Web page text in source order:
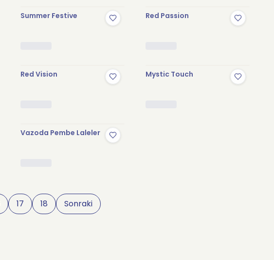
Summer Festive Red Passion
Red Vision Mystic Touch
Vazoda Pembe Laleler
17 18 Sonraki